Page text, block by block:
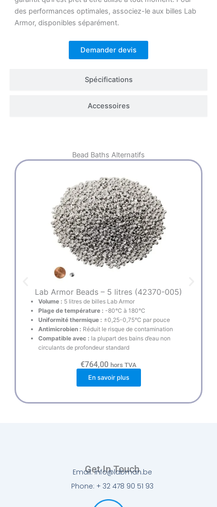
Spécifications
Accessoires
des performances optimales, associez-le aux billes Lab
Armor, disponibles séparément.
Demander devis
Bead Baths Alternatifs
Lab Armor Beads – 5 litres (42370-005)
Volume : 5 litres de billes Lab Armor
Plage de température : -80°C à 180°C
Uniformité thermique : ±0,25-0,75°C par pouce
Antimicrobien : Réduit le risque de contamination
Compatible avec : la plupart des bains d’eau non
circulants de profondeur standard
€764,00 hors TVA
En savoir plus
Get In Touch
Email: info@labman.be
Phone: + 32 478 90 51 93